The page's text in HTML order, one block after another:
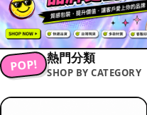
POP! 熱門分類
SHOP BY CATEGORY